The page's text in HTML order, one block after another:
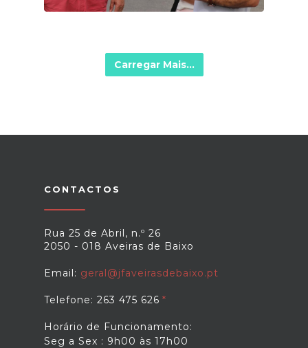
Carregar Mais...
CONTACTOS
Rua 25 de Abril, n.º 26
2050 - 018 Aveiras de Baixo
Email: geral@jfaveirasdebaixo.pt
Telefone: 263 475 626
Horário de Funcionamento:
Seg a Sex : 9h00 às 17h00